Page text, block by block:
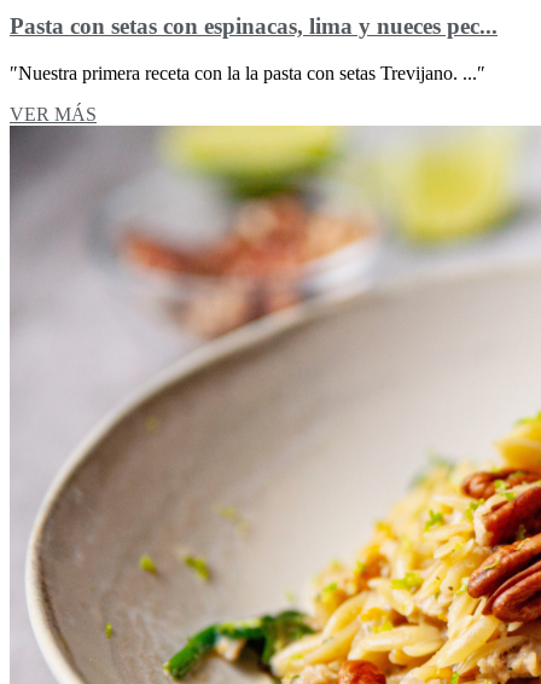
Pasta con setas con espinacas, lima y nueces pec...
″Nuestra primera receta con la la pasta con setas Trevijano. ...″
VER MÁS